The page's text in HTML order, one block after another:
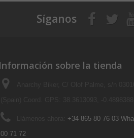
Síganos
Información sobre la tienda
+34 865 80 76 03
00 71 72